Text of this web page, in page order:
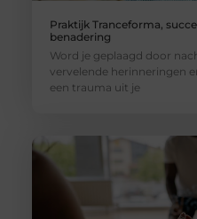
Praktijk Tranceforma,
benadering
Word je geplaagd door
vervelende herinneringen
een trauma uit je